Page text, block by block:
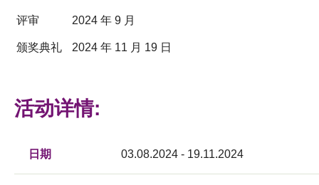
评审 2024 年 9 月
颁奖典礼 2024 年 11 月 19 日
活动详情:
日期 03.08.2024 - 19.11.2024